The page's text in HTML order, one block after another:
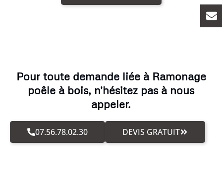
Pour toute demande liée à Ramonage
poêle à bois, n'hésitez pas à nous
appeler.
07.56.78.02.30 DEVIS GRATUIT